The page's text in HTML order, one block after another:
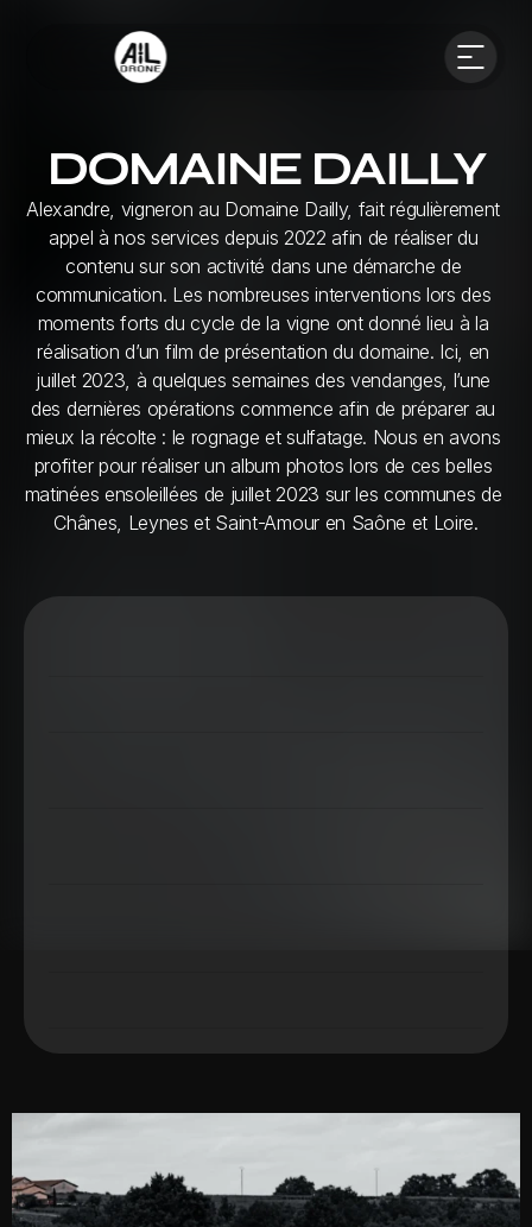
DOMAINE DAILLY
Alexandre, vigneron au Domaine Dailly, fait régulièrement
appel à nos services depuis 2022 afin de réaliser du
contenu sur son activité dans une démarche de
communication. Les nombreuses interventions lors des
moments forts du cycle de la vigne ont donné lieu à la
réalisation d’un film de présentation du domaine. Ici, en
juillet 2023, à quelques semaines des vendanges, l’une
des dernières opérations commence afin de préparer au
mieux la récolte : le rognage et sulfatage. Nous en avons
profiter pour réaliser un album photos lors de ces belles
matinées ensoleillées de juillet 2023 sur les communes de